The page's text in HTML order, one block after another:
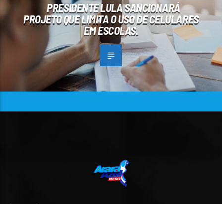
PRESIDENTE LULA SANCIONARÁ
PROJETO QUE LIMITA O USO DE CELULARES
EM ESCOLAS.